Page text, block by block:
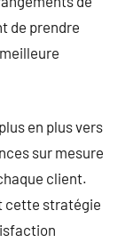
de prendre
en plus vers
sur mesure
client.
cette stratégie